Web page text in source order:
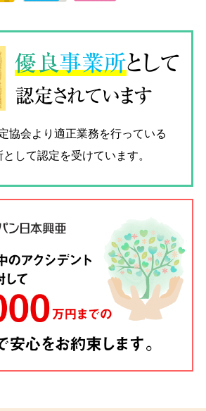
優良事業所として
認定されています
協会より適正業務を行っている
して認定を受けています。